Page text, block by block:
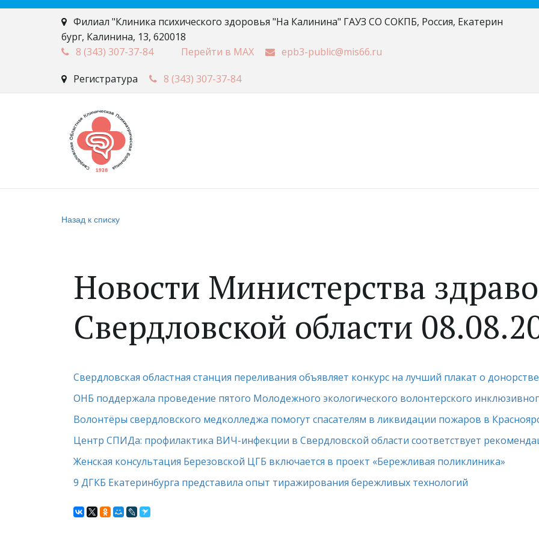
Филиал "Клиника психического здоровья "На Калинина" ГАУЗ СО СОКПБ, Россия, Екатерин
бург, Калинина, 13, 620018
8 (343) 307-37-84 Перейти в MAX epb3-public@mis66.ru
Регистратура 8 (343) 307-37-84
Назад к списку
Новости Министерства
Свердловской области
Свердловская областная станция переливания объявляет конкурс на лучший плакат о
ОНБ поддержала проведение пятого Молодежного экологического волонтерского
Волонтёры свердловского медколледжа помогут спасателям в ликвидации пожаров в
Центр СПИДа: профилактика ВИЧ-инфекции в Свердловской области соответствует
Женская консультация Березовской ЦГБ включается в проект «Бережливая поликлиника»
9 ДГКБ Екатеринбурга представила опыт тиражирования бережливых технологий